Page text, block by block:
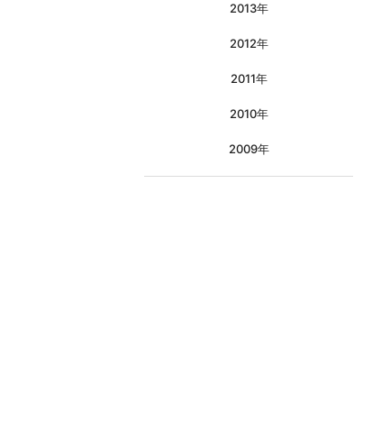
2013年
2012年
2011年
2010年
2009年